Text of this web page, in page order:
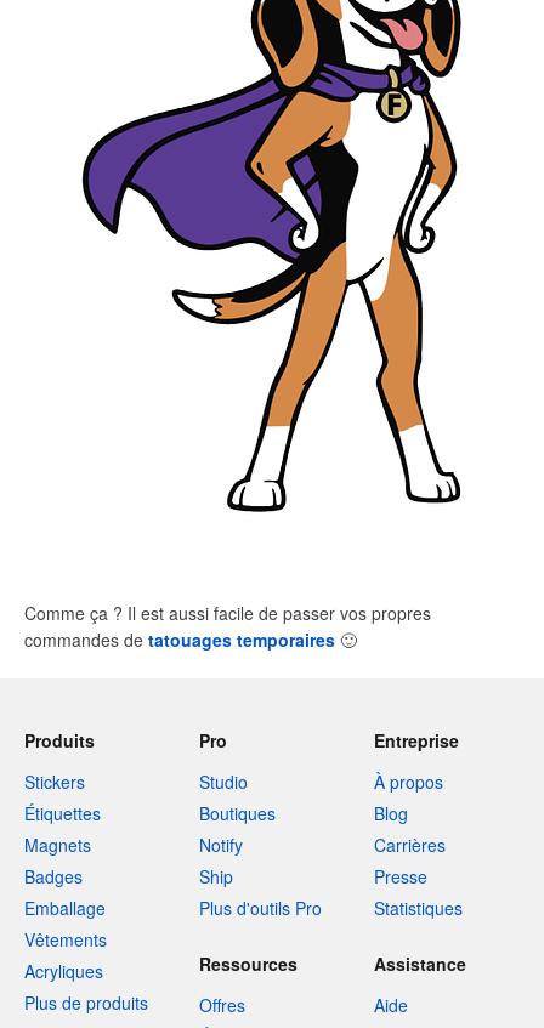
Comme ça ? Il est aussi facile de passer vos propres
commandes de tatouages temporaires 🙂
Produits
Stickers
Étiquettes
Magnets
Badges
Emballage
Vêtements
Acryliques
Plus de produits
Pro
Studio
Boutiques
Notify
Ship
Plus d'outils Pro
Entreprise
À propos
Blog
Carrières
Presse
Statistiques
Ressources
Offres
Assistance
Aide